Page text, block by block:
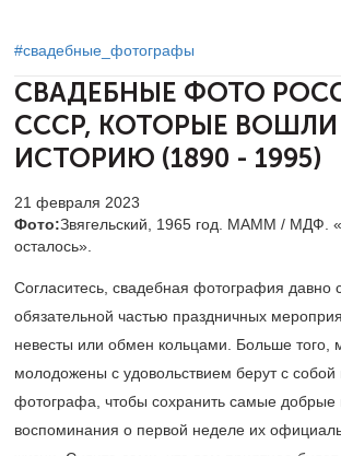
#свадебные_фотографы
СВАДЕБНЫЕ ФОТО
СССР, КОТОРЫЕ ВОШЛИ
ИСТОРИЮ (1890 - 1995)
21 февраля 2023
Фото:Звягельский, 1965 год. МАММ / МДФ.
осталось».
Согласитесь, свадебная фотография давно
обязательной частью праздничных
невесты или обмен кольцами. Больше того,
молодожены с удовольствием берут с собой
фотографа, чтобы сохранить самые
воспоминания о первой неделе их